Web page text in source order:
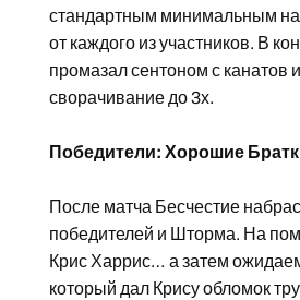
стандартным минимальным
от каждого из участников. В
промазал сентоном с канатов
сворачивание до 3х.
Победители: Хорошие
После матча Бесчестие
победителей и Шторма. На
Крис Харрис… а затем
который дал Крису обломок